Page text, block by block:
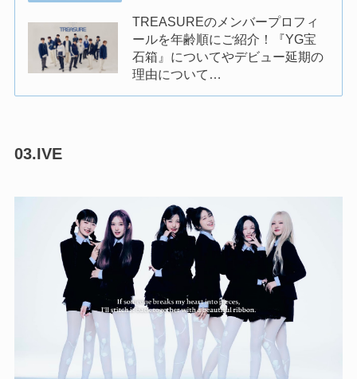
TREASUREのメンバープロフィ
ールを年齢順にご紹介！『YG宝
石箱』についてやデビュー延期の
理由について…
03.IVE